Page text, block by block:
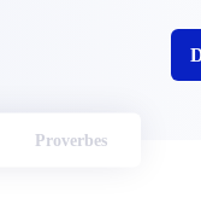
Proverbes